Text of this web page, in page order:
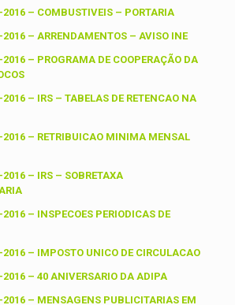
2016 – COMBUSTIVEIS – PORTARIA
2016 – ARRENDAMENTOS – AVISO INE
– PROGRAMA DE COOPERAÇÃO DA
– IRS – TABELAS DE RETENCAO NA
2016 – RETRIBUICAO MINIMA MENSAL
– IRS – SOBRETAXA
– INSPECOES PERIODICAS DE
2016 – IMPOSTO UNICO DE CIRCULACAO
2016 – 40 ANIVERSARIO DA ADIPA
2016 – MENSAGENS PUBLICITARIAS EM